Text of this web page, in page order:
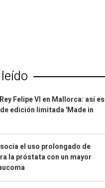
Felipe VI en Mallorca: así es
edición limitada 'Made in
el uso prolongado de
la próstata con un mayor